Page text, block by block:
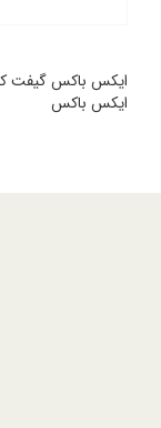
ایکس باکس